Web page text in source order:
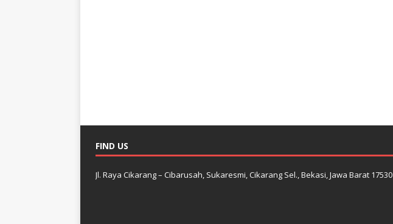
FIND US
Jl. Raya Cikarang – Cibarusah, Sukaresmi, Cikarang Sel., Bekasi, Jawa Barat 17530